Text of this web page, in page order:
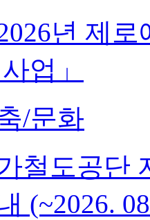
2026년 제
업」
/문화
철도공단
(~2026.